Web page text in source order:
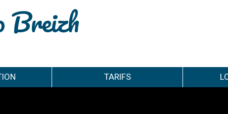
Breizh
TARIFS